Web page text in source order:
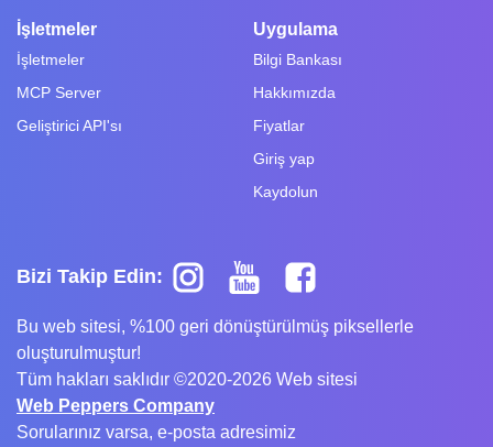
İşletmeler
İşletmeler
MCP Server
Geliştirici API'sı
Uygulama
Bilgi Bankası
Hakkımızda
Fiyatlar
Giriş yap
Kaydolun
Bizi Takip Edin:
Bu web sitesi, %100 geri dönüştürülmüş piksellerle
oluşturulmuştur!
Tüm hakları saklıdır ©2020-2026 Web sitesi
Web Peppers Company
Sorularınız varsa, e-posta adresimiz